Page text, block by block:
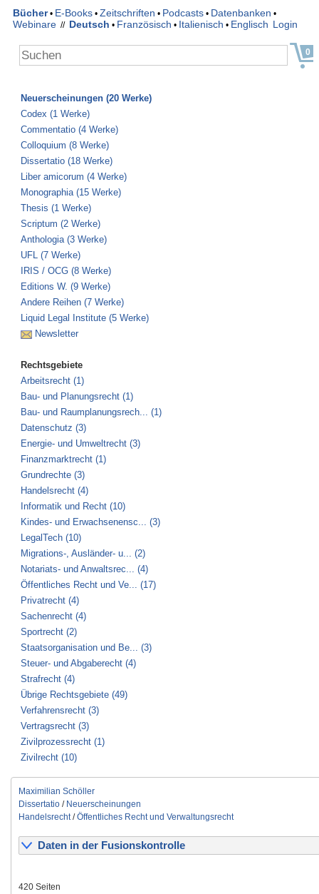
Bücher• E-Books • Zeitschriften • Podcasts • Datenbanken •
Webinare // Deutsch • Französisch • Italienisch • Englisch Login
0
Neuerscheinungen (20 Werke)
Codex (1 Werke)
Commentatio (4 Werke)
Colloquium (8 Werke)
Dissertatio (18 Werke)
Liber amicorum (4 Werke)
Monographia (15 Werke)
Thesis (1 Werke)
Scriptum (2 Werke)
Anthologia (3 Werke)
UFL (7 Werke)
IRIS / OCG (8 Werke)
Editions W. (9 Werke)
Andere Reihen (7 Werke)
Liquid Legal Institute (5 Werke)
Newsletter
Rechtsgebiete
Arbeitsrecht (1)
Bau- und Planungsrecht (1)
Bau- und Raumplanungsrech... (1)
Datenschutz (3)
Energie- und Umweltrecht (3)
Finanzmarktrecht (1)
Grundrechte (3)
Handelsrecht (4)
Informatik und Recht (10)
Kindes- und Erwachsenensc... (3)
LegalTech (10)
Migrations-, Ausländer- u... (2)
Notariats- und Anwaltsrec... (4)
Öffentliches Recht und Ve... (17)
Privatrecht (4)
Sachenrecht (4)
Sportrecht (2)
Staatsorganisation und Be... (3)
Steuer- und Abgaberecht (4)
Strafrecht (4)
Übrige Rechtsgebiete (49)
Verfahrensrecht (3)
Vertragsrecht (3)
Zivilprozessrecht (1)
Zivilrecht (10)
Maximilian Schöller
Dissertatio / Neuerscheinungen
Handelsrecht/Öffentliches Recht und Verwaltungsrecht
Daten in der Fusionskontrolle
420 Seiten